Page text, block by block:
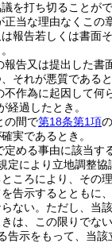
を打ち切ることがで
正当な理由なくこの
報告若しくは書面
報告又は提出した書
それが悪質であると
不作為に起因して何
経過したとき。
の間で第18条第1項
実であるとき。
める事由に該当す
定により立地調整協
ころにより、その
告示するとともに
ない。 ただし、当
は、この限りでない
告示をもって、当